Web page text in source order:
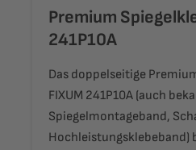
Premium
241P10A
Das doppelseitige
FIXUM 241P10A (auch
Spiegelmontageband,